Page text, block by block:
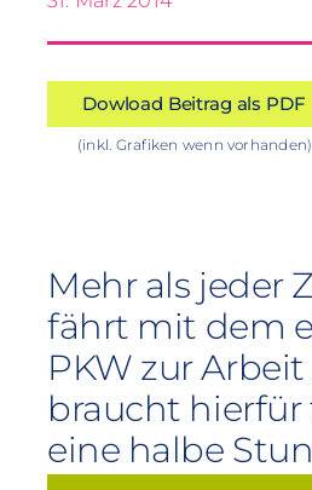
Dowload Beitrag als PDF
(inkl. Grafiken wenn vorhanden)
Mehr als jeder
fährt mit dem
PKW zur
braucht hierfür
eine halbe